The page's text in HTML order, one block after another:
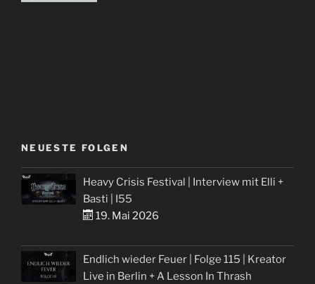
NEUESTE FOLGEN
Heavy Crisis Festival | Interview mit Elli +
Basti | I55
19. Mai 2026
Endlich wieder Feuer | Folge 115 | Kreator
Live in Berlin + A Lesson In Thrash